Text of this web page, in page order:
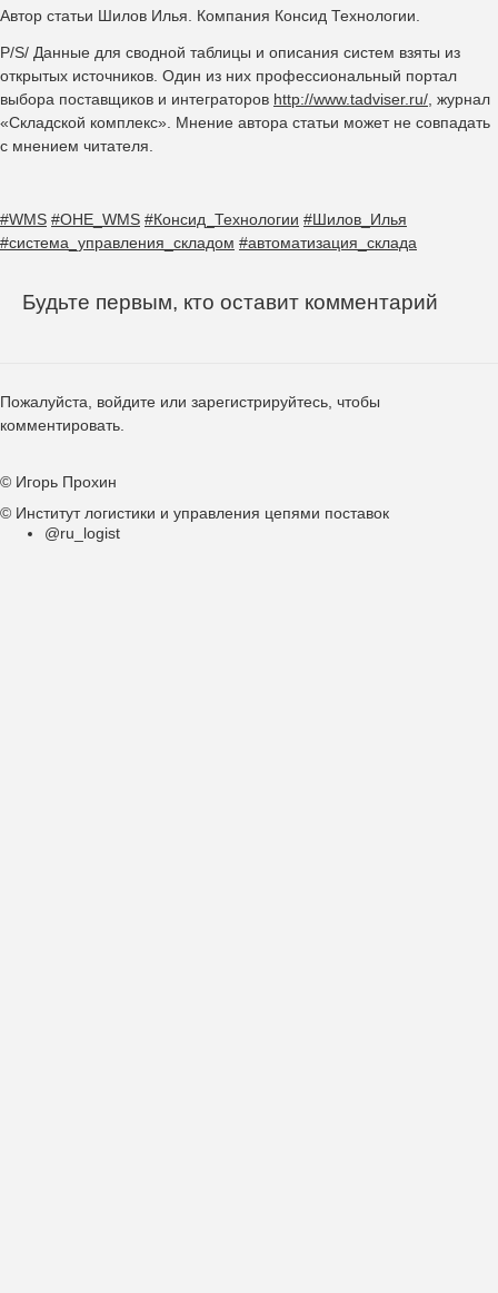
Автор статьи Шилов Илья. Компания Консид Технологии.
P/S/ Данные для сводной таблицы и описания систем взяты из
открытых источников. Один из них профессиональный портал
выбора поставщиков и интеграторов http://www.tadviser.ru/ , журнал
«Складской комплекс». Мнение автора статьи может не совпадать
с мнением читателя.
#WMS #OHE_WMS #Консид_Технологии #Шилов_Илья
#система_управления_складом #автоматизация_склада
Будьте первым, кто оставит комментарий
Пожалуйста, войдите или зарегистрируйтесь , чтобы
комментировать.
© Игорь Прохин
© Институт логистики и управления цепями поставок
@ru_logist